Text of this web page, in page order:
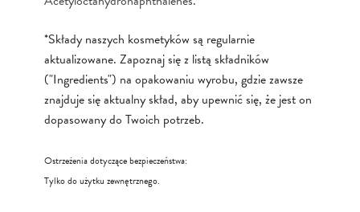
*Składy naszych kosmetyków są regularnie
aktualizowane. Zapoznaj się z listą składników
("Ingredients") na opakowaniu wyrobu, gdzie zawsze
znajduje się aktualny skład, aby upewnić się, że jest on
dopasowany do Twoich potrzeb.
Ostrzeżenia dotyczące bezpieczeństwa:
Tylko do użytku zewnętrznego.